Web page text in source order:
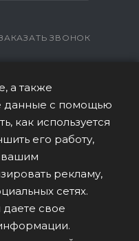
ЗВОНОК
ш., 28А, 1 этаж
ПЕРСОНАЛЬНЫХ
информационный
а также
данные с помощью
как используется
его работу,
вашим
рекламу,
сетях.
свое